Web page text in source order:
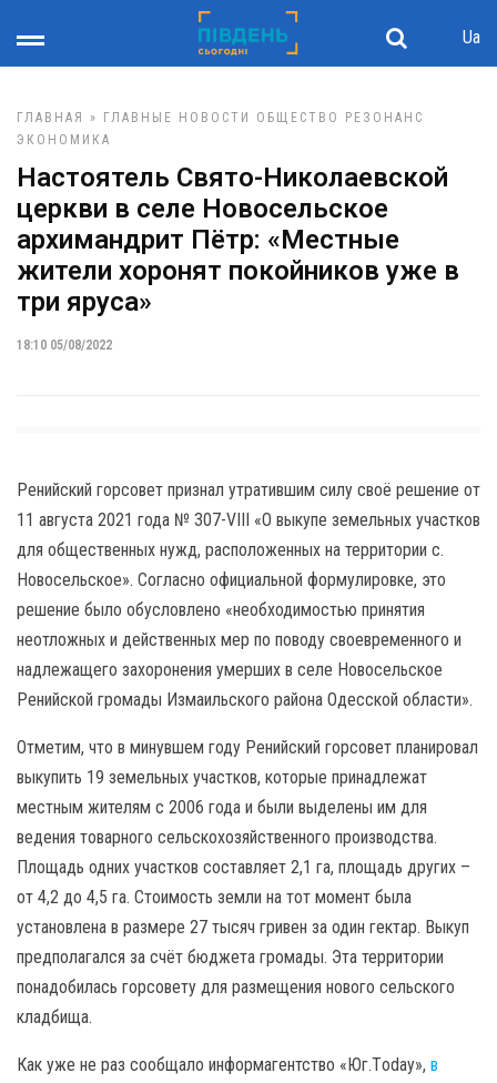
Ua
ГЛАВНАЯ » ГЛАВНЫЕ НОВОСТИ ОБЩЕСТВО
РЕЗОНАНС
ЭКОНОМИКА
Настоятель Свято-Николаевской
церкви в селе Новосельское
архимандрит Пётр: «Местные
жители хоронят покойников уже в
три яруса»
18:10 05/08/2022
Ренийский горсовет признал утратившим силу своё решение от
11 августа 2021 года № 307-VIII «О выкупе земельных участков
для общественных нужд, расположенных на территории с.
Новосельское». Согласно официальной формулировке, это
решение было обусловлено «необходимостью принятия
неотложных и действенных мер по поводу своевременного и
надлежащего захоронения умерших в селе Новосельское
Ренийской громады Измаильского района Одесской области».
Отметим, что в минувшем году Ренийский горсовет планировал
выкупить 19 земельных участков, которые принадлежат
местным жителям с 2006 года и были выделены им для
ведения товарного сельскохозяйственного производства.
Площадь одних участков составляет 2,1 га, площадь других –
от 4,2 до 4,5 га. Стоимость земли на тот момент была
установлена в размере 27 тысяч гривен за один гектар. Выкуп
предполагался за счёт бюджета громады. Эта территории
понадобилась горсовету для размещения нового сельского
кладбища.
Как уже не раз сообщало информагентство «Юг.Тoday», в